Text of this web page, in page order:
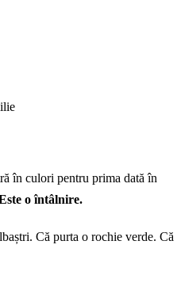
în culori pentru prima dată în
o întâlnire.
Că purta o rochie verde. Că